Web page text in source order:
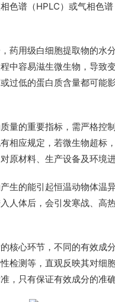
色谱（HPLC）或气相色
药用级白细胞提取物的水
中容易滋生微生物，导致
过低的蛋白质含量都可能
量的重要指标，需严格控
相应规定，若微生物超标
原材料、生产设备及环境
生的能引起恒温动物体温
人体后，会引发寒战、高
核心环节，不同的有效成
检测等，直观反映其对细
，只有保证有效成分的准